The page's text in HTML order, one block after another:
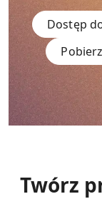
Dostęp
Twórz